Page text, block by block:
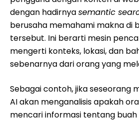
dengan hadirnyasemantic
berusaha memahami makna di
tersebut. Ini berarti mesin
mengerti konteks, lokasi, dan
sebenarnya dari orang yang
Sebagai contoh, jika seseorang
AI akan menganalisis apakah
mencari informasi tentang